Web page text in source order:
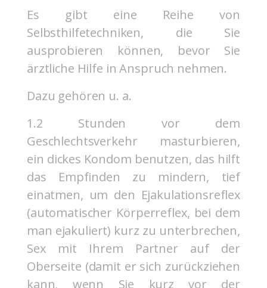
Es gibt eine Reihe von
Selbsthilfetechniken, die Sie
ausprobieren können, bevor Sie
ärztliche Hilfe in Anspruch nehmen.
Dazu gehören u. a.
1.2 Stunden vor dem
Geschlechtsverkehr masturbieren,
ein dickes Kondom benutzen, das hilft
das Empfinden zu mindern, tief
einatmen, um den Ejakulationsreflex
(automatischer Körperreflex, bei dem
man ejakuliert) kurz zu unterbrechen,
Sex mit Ihrem Partner auf der
Oberseite (damit er sich zurückziehen
kann, wenn Sie kurz vor der